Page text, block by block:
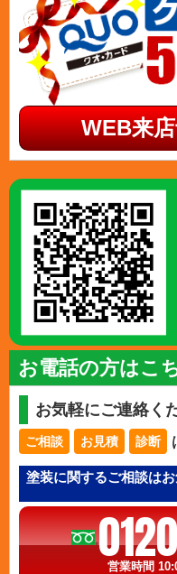
WEB来
お電話の方はこ
お気軽にご連絡く
ご相談 お見積 診断
塗装に関するご相談は
営業時間